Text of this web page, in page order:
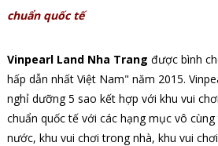
chuẩn quốc tế
Vinpearl Land Nha Trang được bình
hấp dẫn nhất Việt Nam" năm 2015.
nghỉ dưỡng 5 sao kết hợp với khu vui
chuẩn quốc tế với các hạng mục vô
nước, khu vui chơi trong nhà, khu vui